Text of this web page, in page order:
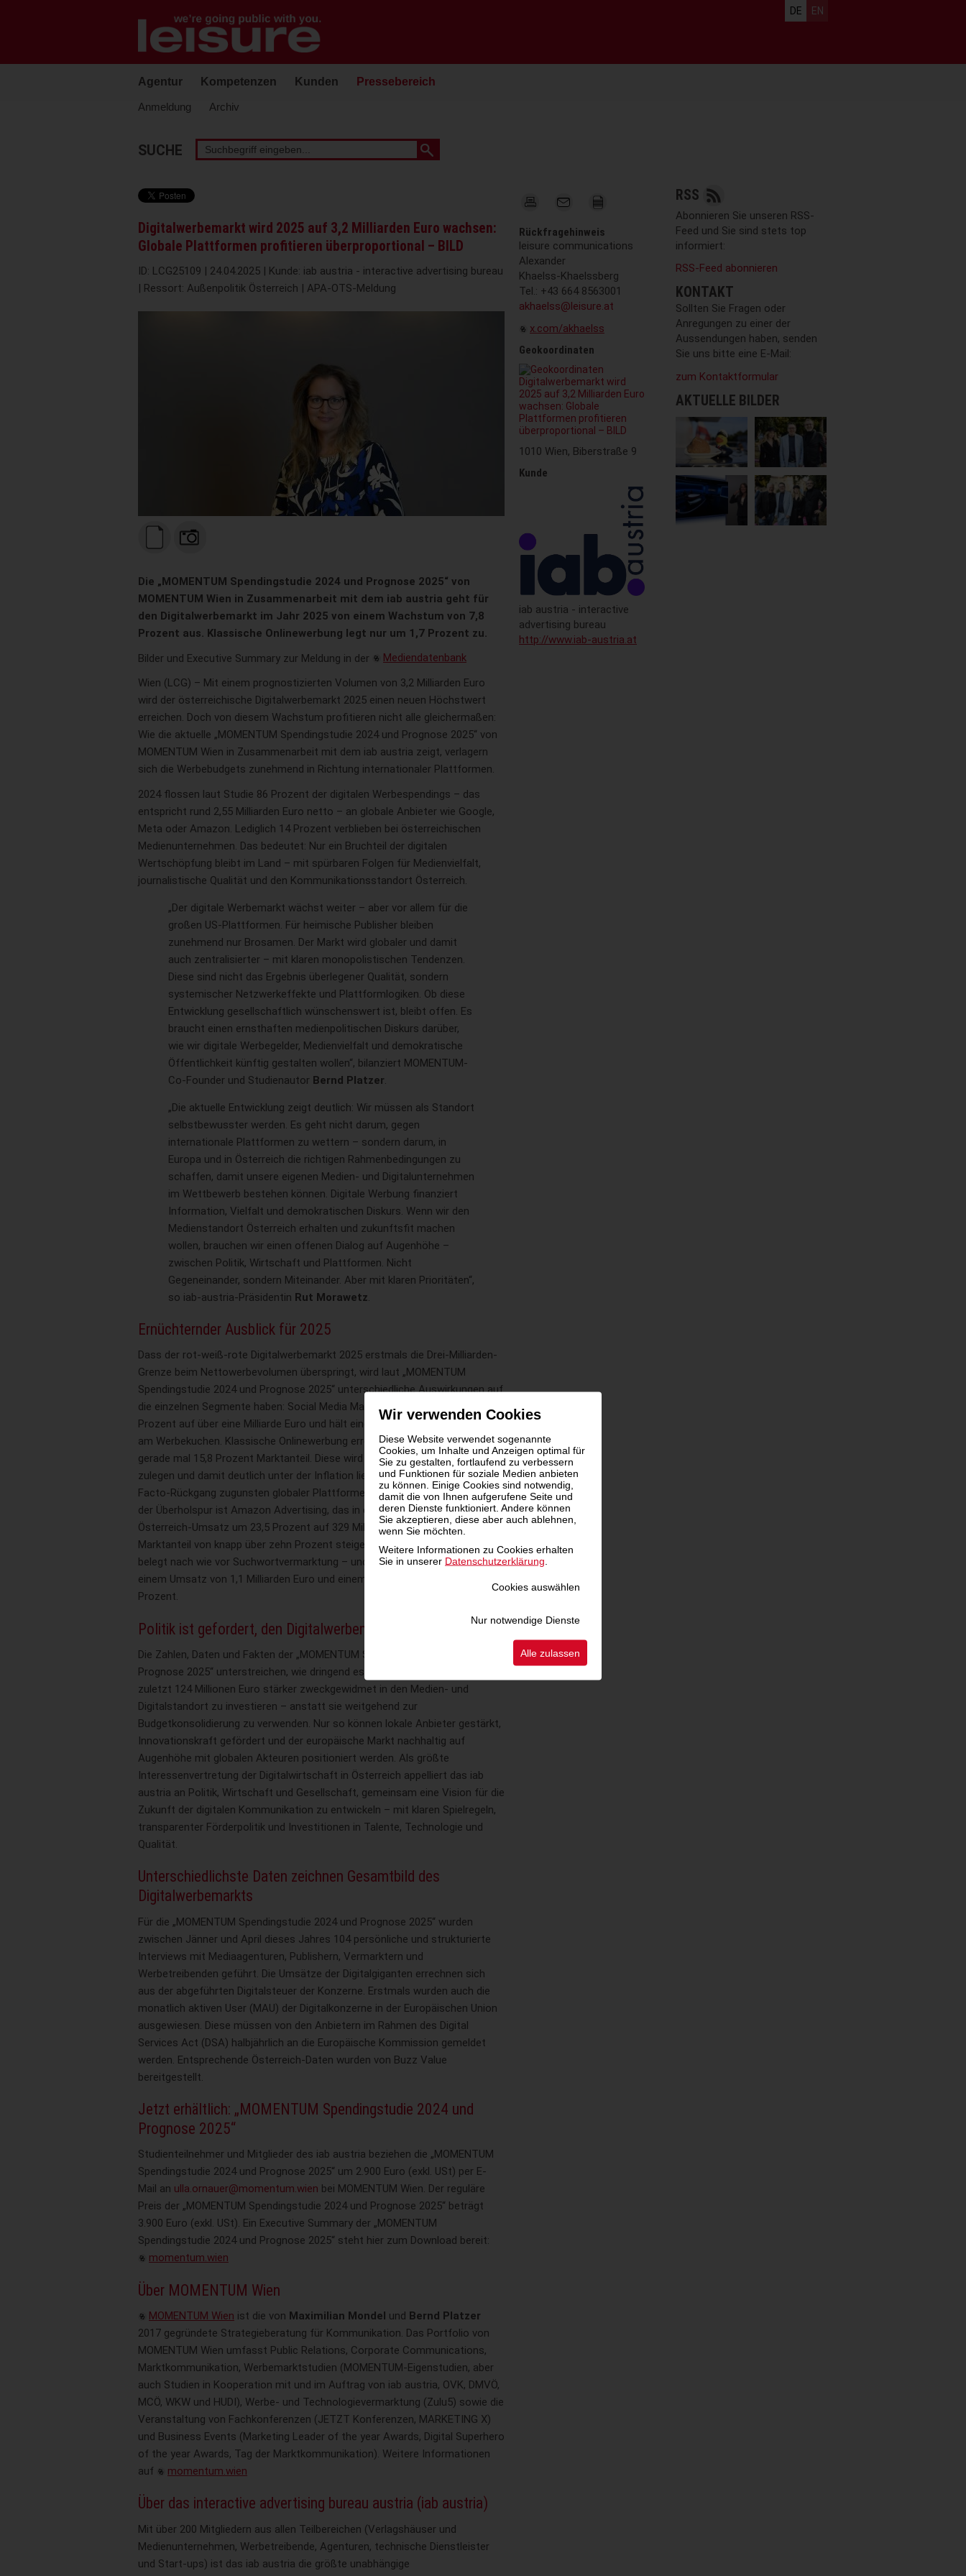
Wir verwenden Cookies
Diese Website verwendet sogenannte
Cookies, um Inhalte und Anzeigen optimal für
Sie zu gestalten, fortlaufend zu verbessern
und Funktionen für soziale Medien anbieten
zu können. Einige Cookies sind notwendig,
damit die von Ihnen aufgerufene Seite und
deren Dienste funktioniert. Andere können
Sie akzeptieren, diese aber auch ablehnen,
wenn Sie möchten.
Weitere Informationen zu Cookies erhalten
Sie in unserer Datenschutzerklärung
Cookies auswählen
Nur notwendige Dienste
Alle zulassen
Bedienung
der
Webseite
Sprachauswahl
DE EN
Agentur Kompetenzen Kunden Pressebereich
Anmeldung Archiv
Stichwortsuche
SUCHE
Digitalwerbemarkt wird 2025 auf 3,2 Milliarden Euro wachsen:
Globale Plattformen profitieren überproportional – BILD
ID: LCG25109 | 24.04.2025 | Kunde: iab austria - interactive advertising bureau
| Ressort: Außenpolitik Österreich | APA-OTS-Meldung
Die „MOMENTUM Spendingstudie 2024 und Prognose 2025“ von
MOMENTUM Wien in Zusammenarbeit mit dem iab austria geht für
den Digitalwerbemarkt im Jahr 2025 von einem Wachstum von 7,8
Prozent aus. Klassische Onlinewerbung legt nur um 1,7 Prozent zu.
Bilder und Executive Summary zur Meldung in der
Mediendatenbank
Wien (LCG) – Mit einem prognostizierten Volumen von 3,2 Milliarden Euro
wird der österreichische Digitalwerbemarkt 2025 einen neuen Höchstwert
erreichen. Doch von diesem Wachstum profitieren nicht alle gleichermaßen:
Wie die aktuelle „MOMENTUM Spendingstudie 2024 und Prognose 2025“ von
MOMENTUM Wien in Zusammenarbeit mit dem iab austria zeigt, verlagern
sich die Werbebudgets zunehmend in Richtung internationaler Plattformen.
2024 flossen laut Studie 86 Prozent der digitalen Werbespendings – das
entspricht rund 2,55 Milliarden Euro netto – an globale Anbieter wie Google,
Meta oder Amazon. Lediglich 14 Prozent verblieben bei österreichischen
Medienunternehmen. Das bedeutet: Nur ein Bruchteil der digitalen
Wertschöpfung bleibt im Land – mit spürbaren Folgen für Medienvielfalt,
journalistische Qualität und den Kommunikationsstandort Österreich.
„Der digitale Werbemarkt wächst weiter – aber vor allem für die
großen US-Plattformen. Für heimische Publisher bleiben
zunehmend nur Brosamen. Der Markt wird globaler und damit
auch zentralisierter – mit klaren monopolistischen Tendenzen.
Diese sind nicht das Ergebnis überlegener Qualität, sondern
systemischer Netzwerkeffekte und Plattformlogiken. Ob diese
Entwicklung gesellschaftlich wünschenswert ist, bleibt offen. Es
braucht einen ernsthaften medienpolitischen Diskurs darüber,
wie wir digitale Werbegelder, Medienvielfalt und demokratische
Öffentlichkeit künftig gestalten wollen“, bilanziert MOMENTUM-
Co-Founder und Studienautor Bernd Platzer
„Die aktuelle Entwicklung zeigt deutlich: Wir müssen als Standort
selbstbewusster werden. Es geht nicht darum, gegen
internationale Plattformen zu wettern – sondern darum, in
Europa und in Österreich die richtigen Rahmenbedingungen zu
schaffen, damit unsere eigenen Medien- und Digitalunternehmen
im Wettbewerb bestehen können. Digitale Werbung finanziert
Information, Vielfalt und demokratischen Diskurs. Wenn wir den
Medienstandort Österreich erhalten und zukunftsfit machen
wollen, brauchen wir einen offenen Dialog auf Augenhöhe –
zwischen Politik, Wirtschaft und Plattformen. Nicht
Gegeneinander, sondern Miteinander. Aber mit klaren Prioritäten“,
so iab-austria-Präsidentin Rut Morawetz
Ernüchternder Ausblick für 2025
Dass der rot-weiß-rote Digitalwerbemarkt 2025 erstmals die Drei-Milliarden-
Grenze beim Nettowerbevolumen überspringt, wird laut „MOMENTUM
Spendingstudie 2024 und Prognose 2025“ unterschiedliche Auswirkungen auf
die einzelnen Segmente haben: Social Media Marketing wächst heuer um 8,7
Prozent auf über eine Milliarde Euro und hält einen Anteil von 32,6 Prozent
am Werbekuchen. Klassische Onlinewerbung erreicht mit 507 Millionen Euro
gerade mal 15,8 Prozent Marktanteil. Diese wird heuer nur um 1,7 Prozent
zulegen und damit deutlich unter der Inflation liegen, woraus sich ein De-
Facto-Rückgang zugunsten globaler Plattformen abzeichnet. Weiterhin auf
der Überholspur ist Amazon Advertising, das in diesem Jahr seinen
Österreich-Umsatz um 23,5 Prozent auf 329 Millionen Euro und einen
Marktanteil von knapp über zehn Prozent steigern wird. Den Spitzenplatz
belegt nach wie vor Suchwortvermarktung – und da vor allem Google – mit
einem Umsatz von 1,1 Milliarden Euro und einem Marktanteil von 34,7
Prozent.
Politik ist gefordert, den Digitalwerbemarkt mitzugestalten
Die Zahlen, Daten und Fakten der „MOMENTUM Spendingstudie 2024 und
Prognose 2025“ unterstreichen, wie dringend es ist, die Digitalsteuer von
zuletzt 124 Millionen Euro stärker zweckgewidmet in den Medien- und
Digitalstandort zu investieren – anstatt sie weitgehend zur
Budgetkonsolidierung zu verwenden. Nur so können lokale Anbieter gestärkt,
Innovationskraft gefördert und der europäische Markt nachhaltig auf
Augenhöhe mit globalen Akteuren positioniert werden. Als größte
Interessenvertretung der Digitalwirtschaft in Österreich appelliert das iab
austria an Politik, Wirtschaft und Gesellschaft, gemeinsam eine Vision für die
Zukunft der digitalen Kommunikation zu entwickeln – mit klaren Spielregeln,
transparenter Förderpolitik und Investitionen in Talente, Technologie und
Qualität.
Unterschiedlichste Daten zeichnen Gesamtbild des
Digitalwerbemarkts
Für die „MOMENTUM Spendingstudie 2024 und Prognose 2025“ wurden
zwischen Jänner und April dieses Jahres 104 persönliche und strukturierte
Interviews mit Mediaagenturen, Publishern, Vermarktern und
Werbetreibenden geführt. Die Umsätze der Digitalgiganten errechnen sich
aus der abgeführten Digitalsteuer der Konzerne. Erstmals wurden auch die
monatlich aktiven User (MAU) der Digitalkonzerne in der Europäischen Union
ausgewiesen. Diese müssen von den Anbietern im Rahmen des Digital
Services Act (DSA) halbjährlich an die Europäische Kommission gemeldet
werden. Entsprechende Österreich-Daten wurden von Buzz Value
bereitgestellt.
Jetzt erhältlich: „MOMENTUM Spendingstudie 2024 und
Prognose 2025“
Studienteilnehmer und Mitglieder des iab austria beziehen die „MOMENTUM
Spendingstudie 2024 und Prognose 2025“ um 2.900 Euro (exkl. USt) per E-
Mail an ulla.ornauer@momentum.wien bei MOMENTUM Wien. Der reguläre
Preis der „MOMENTUM Spendingstudie 2024 und Prognose 2025“ beträgt
3.900 Euro (exkl. USt). Ein Executive Summary der „MOMENTUM
Spendingstudie 2024 und Prognose 2025“ steht hier zum Download bereit:
momentum.wien
Über MOMENTUM Wien
MOMENTUM Wien ist die von Maximilian Mondel und Bernd Platzer
2017 gegründete Strategieberatung für Kommunikation. Das Portfolio von
MOMENTUM Wien umfasst Public Relations, Corporate Communications,
Marktkommunikation, Werbemarktstudien (MOMENTUM-Eigenstudien, aber
auch Studien in Kooperation mit und im Auftrag von iab austria, OVK, DMVÖ,
MCÖ, WKW und HUDI), Werbe- und Technologievermarktung (Zulu5) sowie die
Veranstaltung von Fachkonferenzen (JETZT Konferenzen, MARKETING X)
und Business Events (Marketing Leader of the year Awards, Digital Superhero
of the year Awards, Tag der Marktkommunikation). Weitere Informationen
auf
momentum.wien
Über das interactive advertising bureau austria (iab austria)
Mit über 200 Mitgliedern aus allen Teilbereichen (Verlagshäuser und
Medienunternehmen, Werbetreibende, Agenturen, technische Dienstleister
und Start-ups) ist das iab austria die größte unabhängige
Rückfragehinweis
leisure communications
Alexander
Khaelss-Khaelssberg
Tel.: +43 664 8563001
akhaelss@leisure.at
x.com/akhaelss
Geokoordinaten
1010 Wien, Biberstraße 9
Kunde
iab austria - interactive
advertising bureau
http://www.iab-austria.at
RSS
Abonnieren Sie unseren RSS-
Feed und Sie sind stets top
informiert:
RSS-Feed abonnieren
KONTAKT
Sollten Sie Fragen oder
Anregungen zu einer der
Aussendungen haben, senden
Sie uns bitte eine E-Mail:
zum Kontaktformular
AKTUELLE BILDER